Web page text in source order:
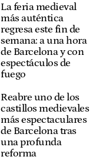
La feria medieval
más auténtica
regresa este fin de
semana: a una hora
de Barcelona y con
espectáculos de
fuego
Reabre uno de los
castillos medievales
más espectaculares
de Barcelona tras
una profunda
reforma